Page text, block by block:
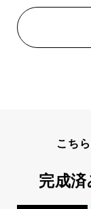
こち
完成